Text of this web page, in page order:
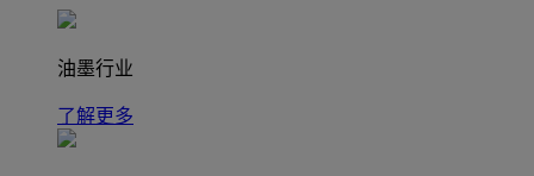
油墨行业
了解更多